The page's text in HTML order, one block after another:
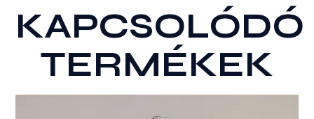
KAPCSOLÓDÓ
TERMÉKEK